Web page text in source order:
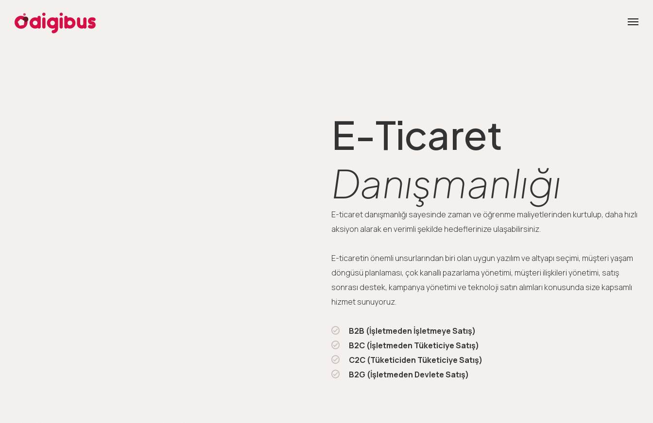
E-Ticaret
Danışmanlığı
E-ticaret danışmanlığı sayesinde zaman ve öğrenme maliyetlerinden kurtulup, daha hızlı
aksiyon alarak en verimli şekilde hedeflerinize ulaşabilirsiniz.
E-ticaretin önemli unsurlarından biri olan uygun yazılım ve altyapı seçimi, müşteri yaşam
döngüsü planlaması, çok kanallı pazarlama yönetimi, müşteri ilişkileri yönetimi, satış
sonrası destek, kampanya yönetimi ve teknoloji satın alımları konusunda size kapsamlı
hizmet sunuyoruz.
B2B (İşletmeden İşletmeye Satış)
B2C (İşletmeden Tüketiciye Satış)
C2C (Tüketiciden Tüketiciye Satış)
B2G (İşletmeden Devlete Satış)